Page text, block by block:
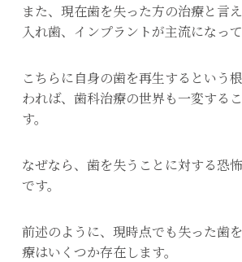
また、現在歯を失った方の治療と言
入れ歯、インプラントが主流になって
こちらに自身の歯を再生するという
われば、歯科治療の世界も一変する
す。
なぜなら、歯を失うことに対する恐
です。
前述のように、現時点でも失った歯
療はいくつか存在します。